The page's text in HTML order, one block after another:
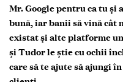
Mr. Google pentru ca tu şi
bună, iar banii să vină cât
existat şi alte platforme
şi Tudor le ştie cu ochii
care să te ajute să ajungi